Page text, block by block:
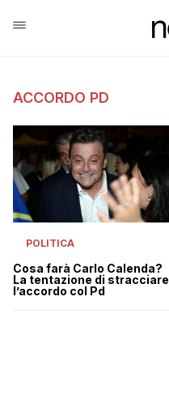
ACCORDO PD
POLITICA
Cosa farà Carlo Calenda?
La tentazione di stracciare
l’accordo col Pd